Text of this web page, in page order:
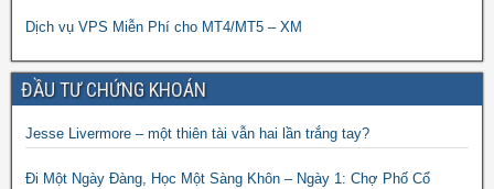
Dịch vụ VPS Miễn Phí cho MT4/MT5 – XM
ĐẦU TƯ CHỨNG KHOÁN
Jesse Livermore – một thiên tài vẫn hai lần trắng tay?
Đi Một Ngày Đàng, Học Một Sàng Khôn – Ngày 1: Chợ Phố Cổ